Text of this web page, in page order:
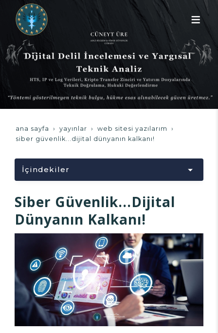
ana sayfa yayınlar
web sitesi yazılarım
siber güvenlik...dijital dünyanın kalkanı!
İçindekiler
Siber Güvenlik...Dijital
Dünyanın Kalkanı!